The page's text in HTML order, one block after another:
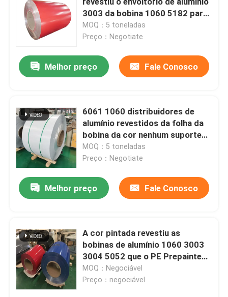
3003 da bobina 1060 5182 para
a máquina de rolamento 30-
2200mm
MOQ：5 toneladas
Preço：Negotiate
Melhor preço Fale Conosco
6061 1060 distribuidores de
alumínio revestidos da folha da
bobina da cor nenhum suporte
do telefone da motocicleta do
carregador
MOQ：5 toneladas
Preço：Negotiate
Melhor preço Fale Conosco
A cor pintada revestiu as
bobinas de alumínio 1060 3003
3004 5052 que o PE Prepainted
2000mm
MOQ：Negociável
Preço：negociável